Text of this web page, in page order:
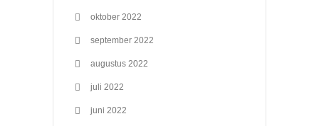
oktober 2022
september 2022
augustus 2022
juli 2022
juni 2022